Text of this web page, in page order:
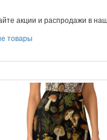
акции и распродажи в
товары